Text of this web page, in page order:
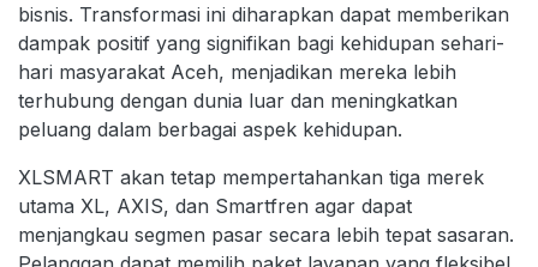
bisnis. Transformasi ini diharapkan dapat memberikan
dampak positif yang signifikan bagi kehidupan sehari-
hari masyarakat Aceh, menjadikan mereka lebih
terhubung dengan dunia luar dan meningkatkan
peluang dalam berbagai aspek kehidupan.
XLSMART akan tetap mempertahankan tiga merek
utama XL, AXIS, dan Smartfren agar dapat
menjangkau segmen pasar secara lebih tepat sasaran.